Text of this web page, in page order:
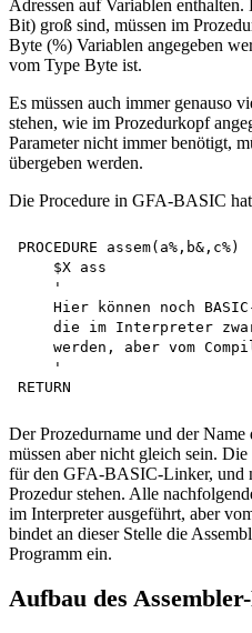
Adressen auf Variablen
Bit) groß sind, müssen im
Byte (%) Variablen angegeben
vom Type Byte ist.
Es müssen auch immer genauso
stehen, wie im Prozedurkopf
Parameter nicht immer benötigt,
übergeben werden.
Die Procedure in GFA-BASIC
PROCEDURE assem(a%,b&,c%)
    $X ass
    '
Hier können noch
die im Interpreter
werden, aber vom
    '
Der Prozedurname und der
müssen aber nicht gleich sein.
für den GFA-BASIC-Linker, und
Prozedur stehen. Alle
im Interpreter ausgeführt, aber
bindet an dieser Stelle die
Programm ein.
Aufbau des